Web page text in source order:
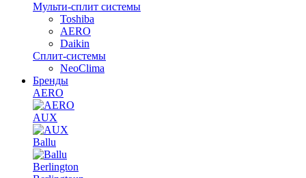
Мульти-сплит системы
Toshiba
AERO
Daikin
Сплит-системы
NeoClima
Бренды
AERO
AUX
Ballu
Berlington